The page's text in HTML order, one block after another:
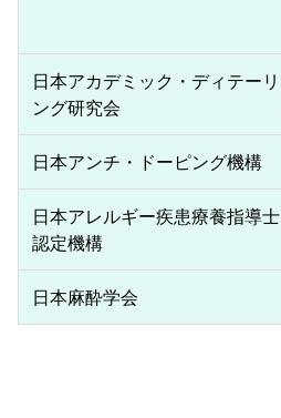
日本アカデミック・ディテーリ
ング研究会
日本アンチ・ドーピング機構
日本アレルギー疾患療養指導士
認定機構
日本麻酔学会